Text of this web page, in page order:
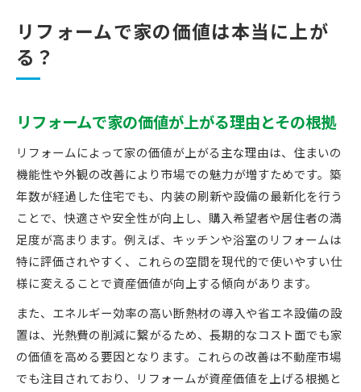
リフォームで家の価値は本当に上が
る？
リフォームで家の価値が上がる理由とその根拠
リフォームによって家の価値が上がる主な理由は、住まいの
機能性や外観の改善により市場での魅力が増すためです。築
年数が経過した住宅でも、内装の刷新や設備の最新化を行う
ことで、快適さや安全性が向上し、購入希望者や居住者の満
足度が高まります。例えば、キッチンや浴室のリフォームは
特に評価されやすく、これらの空間を現代的で使いやすい仕
様に変えることで資産価値が向上する傾向があります。
また、エネルギー効率の高い断熱材の導入や省エネ設備の設
置は、光熱費の削減に繋がるため、長期的なコスト面でも家
の価値を高める要因となります。これらの改善は不動産市場
でも注目されており、リフォームが資産価値を上げる根拠と